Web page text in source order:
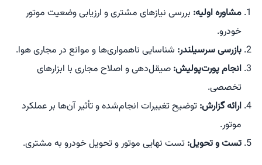
مشاوره اولیه: بررسی نیازهای مشتری و ارزیابی وضعیت موتور
خودرو.
بازرسی سرسیلندر: شناسایی ناهمواری‌ها و موانع در مجاری هوا.
انجام پورت‌پولیش: صیقل‌دهی و اصلاح مجاری با ابزارهای
تخصصی.
ارائه گزارش: توضیح تغییرات انجام‌شده و تأثیر آن‌ها بر عملکرد
موتور.
تست و تحویل: تست نهایی موتور و تحویل خودرو به مشتری.